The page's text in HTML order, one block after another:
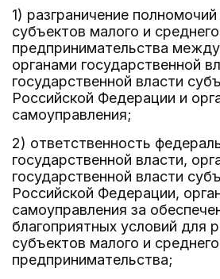
1) разграничение
субъектов малого и среднего
предпринимательства
органами государственной
государственной власти
Российской Федерации и
самоуправления;
2) ответственность
государственной власти,
государственной власти
Российской Федерации,
самоуправления за
благоприятных условий для
субъектов малого и среднего
предпринимательства;